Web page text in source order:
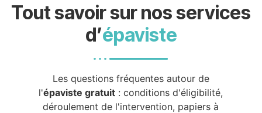
Tout savoir sur nos services
d’épaviste
Les questions fréquentes autour de
l'épaviste gratuit : conditions d'éligibilité,
déroulement de l'intervention, papiers à